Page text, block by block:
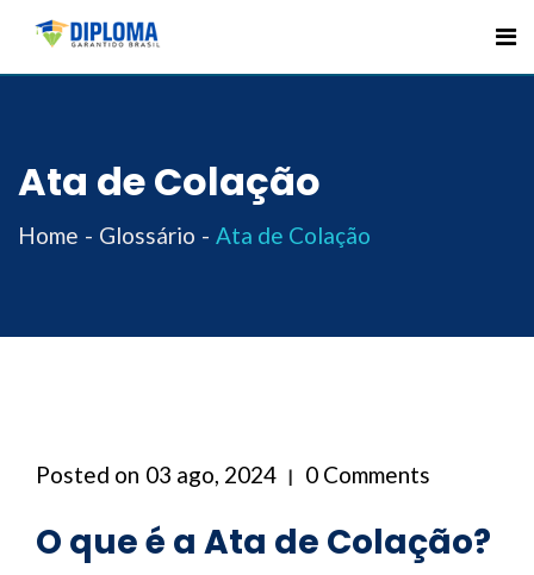
Skip
Ata de Colação
Home Glossário Ata de Colação
Posted on 03 ago, 2024 0 Comments
O que é a Ata de Colação?